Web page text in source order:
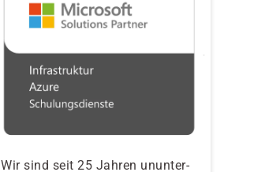
Wir sind seit 25 Jahren ununter-